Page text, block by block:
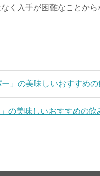
く入手が困難なことか
」の美味しいおすすめ
の美味しいおすすめの飲